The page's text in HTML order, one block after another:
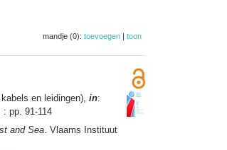
mandje (0): toevoegen | toon
en leidingen), in:
: pp. 91-114
and Sea . Vlaams Instituut